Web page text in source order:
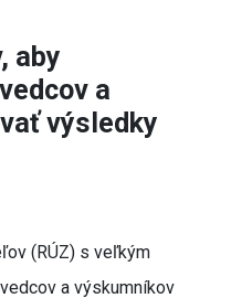
aby
a
výsledky
(RÚZ) s veľkým
a výskumníkov